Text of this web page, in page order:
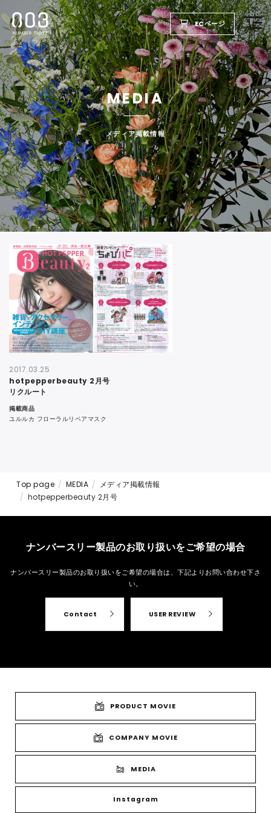
ECページ
MEDIA
メディア掲載情報
2017.03.25
hotpepperbeauty 2月号
リクルート
掲載商品
ユルルカ フローラルリペアマスク
Top page MEDIA
メディア掲載情報
hotpepperbeauty 2月号
ナンバースリー製品のお取り扱いをご希望の場合
ナンバースリー製品のお取り扱いをご希望の場合は、 下記よりお問い合わせ下さ
い。
Contact USER REVIEW
PRODUCT MOVIE
COMPANY MOVIE
MEDIA
Instagram
TOP
PRODUCTS
WELLBEING REPORT
FOR SALON
COMPANY
RECRUIT
CONTACT